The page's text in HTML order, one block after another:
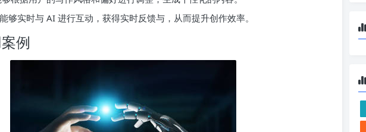
够实时与 AI 进行互动，获得实时反馈与，从而提升创作效率。
例